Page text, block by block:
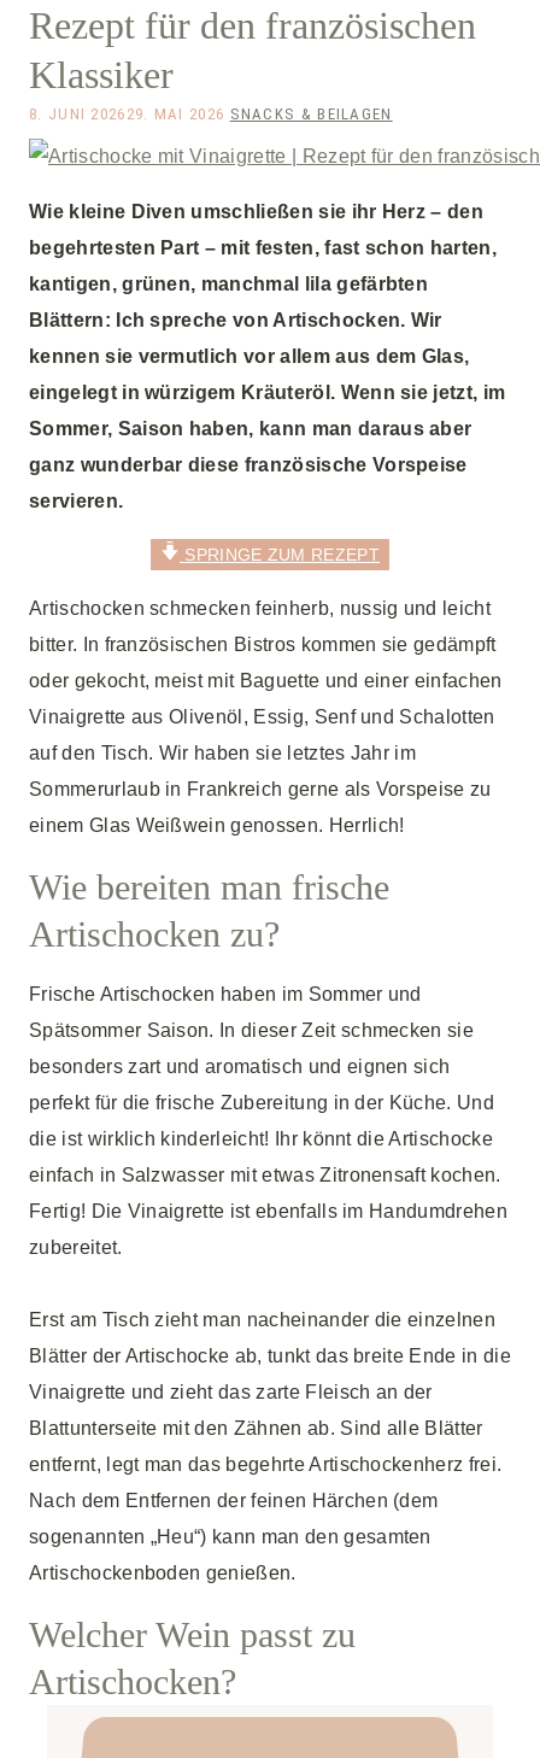
Rezept für den französischen
Klassiker
8. JUNI 2026 29. MAI 2026 SNACKS & BEILAGEN
Wie kleine Diven umschließen sie ihr Herz – den
begehrtesten Part – mit festen, fast schon harten,
kantigen, grünen, manchmal lila gefärbten
Blättern: Ich spreche von Artischocken. Wir
kennen sie vermutlich vor allem aus dem Glas,
eingelegt in würzigem Kräuteröl. Wenn sie jetzt, im
Sommer, Saison haben, kann man daraus aber
ganz wunderbar diese französische Vorspeise
servieren.
SPRINGE ZUM REZEPT
Artischocken schmecken feinherb, nussig und leicht
bitter. In französischen Bistros kommen sie gedämpft
oder gekocht, meist mit Baguette und einer einfachen
Vinaigrette aus Olivenöl, Essig, Senf und Schalotten
auf den Tisch. Wir haben sie letztes Jahr im
Sommerurlaub in Frankreich gerne als Vorspeise zu
einem Glas Weißwein genossen. Herrlich!
Wie bereiten man frische
Artischocken zu?
Frische Artischocken haben im Sommer und
Spätsommer Saison. In dieser Zeit schmecken sie
besonders zart und aromatisch und eignen sich
perfekt für die frische Zubereitung in der Küche. Und
die ist wirklich kinderleicht! Ihr könnt die Artischocke
einfach in Salzwasser mit etwas Zitronensaft kochen.
Fertig! Die Vinaigrette ist ebenfalls im Handumdrehen
zubereitet.
Erst am Tisch zieht man nacheinander die einzelnen
Blätter der Artischocke ab, tunkt das breite Ende in die
Vinaigrette und zieht das zarte Fleisch an der
Blattunterseite mit den Zähnen ab. Sind alle Blätter
entfernt, legt man das begehrte Artischockenherz frei.
Nach dem Entfernen der feinen Härchen (dem
sogenannten „Heu“) kann man den gesamten
Artischockenboden genießen.
Welcher Wein passt zu
Artischocken?